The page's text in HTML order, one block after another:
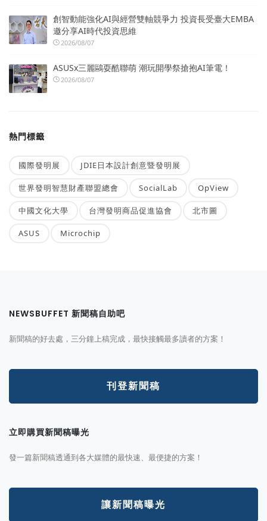
創智動能強化AI與經營雙軸競爭力 投資長受臺大EMBA
邀分享AI時代投資思維
2026/08/07
ASUSx三麗鷗耍酷聯萌 潮玩開學祭搶抱AI筆電！
2026/08/07
熱門標籤
國際發明展 JDIE日本設計創意暨發明展
世界發明智慧財產聯盟總會 SocialLab OpView
中國文化大學 台灣發明商品促進協會 北市圖
ASUS Microchip
NEWSBUFFET 新聞稿自助吧
新聞稿的好去處，三分鐘上稿完成，最快接觸最多讀者的方案！
刊登新聞稿
立即購買新聞稿曝光
發一篇新聞稿透通到各大媒體的最快速、最便捷的方案！
讓新聞稿曝光